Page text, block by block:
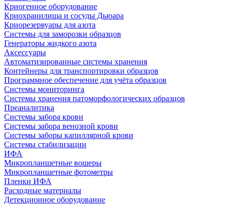
Криогенное оборудование
Криохранилища и сосуды Дьюара
Криорезервуары для азота
Системы для заморозки образцов
Генераторы жидкого азота
Аксессуары
Автоматизированные системы хранения
Контейнеры для транспортировки образцов
Программное обеспечение для учёта образцов
Системы мониторинга
Системы хранения патоморфологических образцов
Преаналитика
Системы забора крови
Системы забора венозной крови
Системы заборы капиллярной крови
Системы стабилизации
ИФА
Микропланшетные вошеры
Микропланшетные фотометры
Пленки ИФА
Расходные материалы
Детекционное оборудование